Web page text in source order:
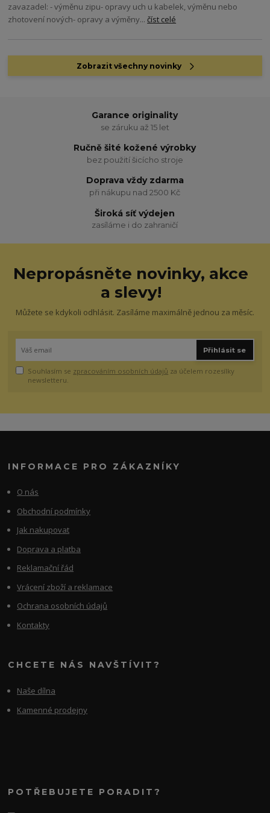
zavazadel: - výměnu zipu- opravy uch u kabelek, výměnu nebo
zhotovení nových- opravy a výměny...číst celé
Zobrazit všechny novinky
Garance originality
se záruku až 15 let
Ručně šité kožené výrobky
bez použití šicícho stroje
Doprava vždy zdarma
při nákupu nad 2500 Kč
Široká síť výdejen
zasíláme i do zahraničí
Nepropásněte novinky, akce
a slevy!
Můžete se kdykoli odhlásit. Zasíláme maximálně jednou za měsíc.
Přihlásit se
Souhlasím se zpracováním osobních údajů za účelem rozesílky
newsletteru.
INFORMACE PRO ZÁKAZNÍKY
O nás
Obchodní podmínky
Jak nakupovat
Doprava a platba
Reklamační řád
Vrácení zboží a reklamace
Ochrana osobních údajů
Kontakty
CHCETE NÁS NAVŠTÍVIT?
Naše dílna
Kamenné prodejny
POTŘEBUJETE PORADIT?